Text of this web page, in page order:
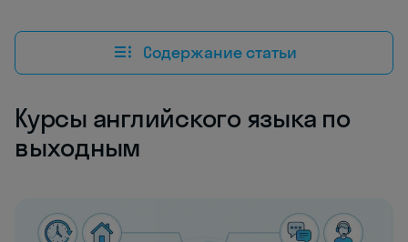
Содержание статьи
Курсы английского языка по
выходным